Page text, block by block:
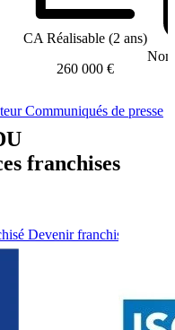
Communiqués de presse
Devenir franchiseur
CA Réalisable (2 ans)
260 000 €
franchises